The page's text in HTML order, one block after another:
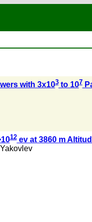
with 3x103to 107
12ev at 3860 m